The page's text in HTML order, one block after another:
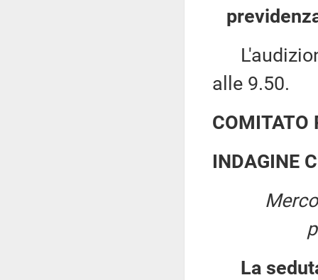
alle 9.50.
COMITATO
INDAGINE
La